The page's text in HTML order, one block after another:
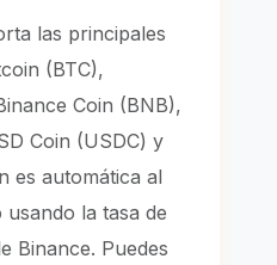
las principales
(BTC),
Coin (BNB),
Coin (USDC) y
es automática al
la tasa de
Binance. Puedes